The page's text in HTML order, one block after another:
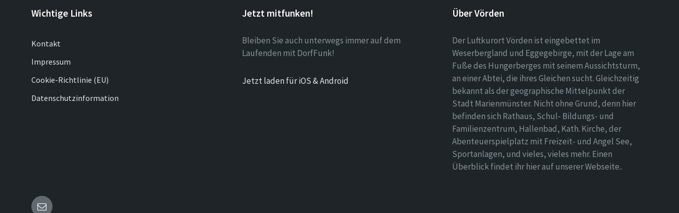
Wichtige Links
Kontakt
Impressum
Cookie-Richtlinie (EU)
Datenschutzinformation
Jetzt mitfunken!
Bleiben Sie auch unterwegs immer auf dem
Laufenden mit DorfFunk!
Jetzt laden für iOS & Android
Über Vörden
Der Luftkurort Vörden ist eingebettet im
Weserbergland und Eggegebirge, mit der Lage am
Fuße des Hungerberges mit seinem Aussichtsturm,
an einer Abtei, die ihres Gleichen sucht. Gleichzeitig
bekannt als der geographische Mittelpunkt der
Stadt Marienmünster. Nicht ohne Grund, denn hier
befinden sich Rathaus, Schul- Bildungs- und
Familienzentrum, Hallenbad, Kath. Kirche, der
Abenteuerspielplatz mit Freizeit- und Angel See,
Sportanlagen, und vieles, vieles mehr. Einen
Überblick findet ihr hier auf unserer Webseite..
E-